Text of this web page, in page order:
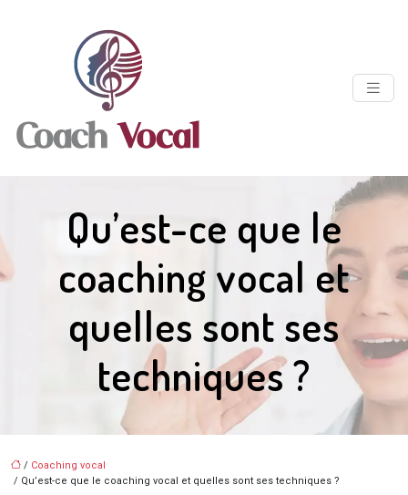
Qu’est-ce que le
coaching vocal et
quelles sont ses
techniques ?
/ Coaching vocal
/ Qu’est-ce que le coaching vocal et quelles sont ses techniques ?